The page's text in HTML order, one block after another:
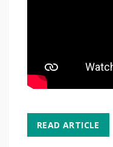
READ ARTICLE